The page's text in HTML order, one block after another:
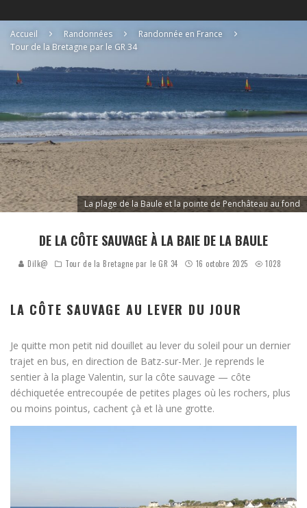
Accueil Randonnées
Randonnée en France
Tour de la Bretagne par le GR 34
La plage de la Baule et la pointe de Penchâteau au fond
DE LA CÔTE SAUVAGE À LA BAIE DE LA BAULE
Dilk@ Tour de la Bretagne par le GR 34 16 octobre 2025 1028
LA CÔTE SAUVAGE AU LEVER DU JOUR
Je quitte mon petit nid douillet au lever du soleil pour un dernier
trajet en bus, en direction de Batz-sur-Mer. Je reprends le
sentier à la plage Valentin, sur la côte sauvage — côte
déchiquetée entrecoupée de petites plages où les rochers, plus
ou moins pointus, cachent çà et là une grotte.